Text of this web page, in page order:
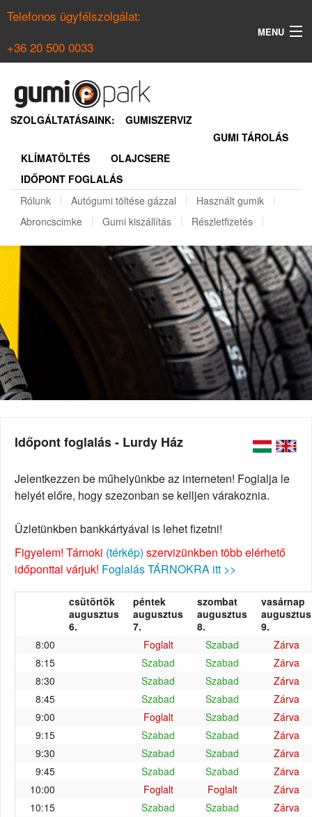
Telefonos ügyfélszolgálat:
+36 20 500 0033
MENU
NYÁRI GUMI KERESŐ
REGISZTRÁCIÓ
SZOLGÁLTATÁSAINK:
GUMISZERVIZ
GUMI TÁROLÁS
KLÍMATÖLTÉS
OLAJCSERE
IDŐPONT FOGLALÁS
Rólunk
Autógumi töltése gázzal
Használt gumik
Abroncscimke
Gumi kiszállítás Részletfizetés
Időpont foglalás - Lurdy Ház
Jelentkezzen be műhelyünkbe az interneten! Foglalja le
helyét előre, hogy szezonban se kelljen várakoznia.
Üzletünkben bankkártyával is lehet fizetni!
Figyelem! Tárnoki (térkép) szervizünkben több elérhető
időponttal várjuk! Foglalás TÁRNOKRA itt >>
csütörtök
augusztus
6.
péntek
augusztus
7.
szombat
augusztus
8.
vasárnap
augusztus
9.
8:00
Foglalt Szabad
Zárva
8:15
Szabad Szabad
Zárva
8:30
Szabad Szabad
Zárva
8:45
Szabad Szabad
Zárva
9:00
Foglalt Szabad
Zárva
9:15
Szabad Szabad
Zárva
9:30
Szabad Szabad
Zárva
9:45
Szabad Szabad
Zárva
10:00
Foglalt Foglalt
Zárva
10:15
Szabad Szabad
Zárva